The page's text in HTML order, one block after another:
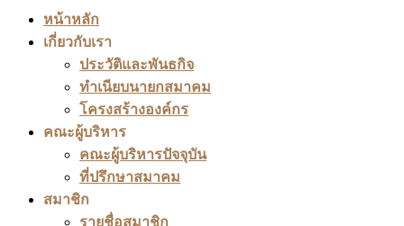
หน้าหลัก
เกี่ยวกับเรา
ประวัติและพันธกิจ
ทำเนียบนายกสมาคม
โครงสร้างองค์กร
คณะผู้บริหาร
คณะผู้บริหารปัจจุบัน
ที่ปรึกษาสมาคม
สมาชิก
รายชื่อสมาชิก